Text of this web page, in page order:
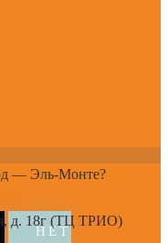
— Эль-Монте?
д. 18г (ТЦ ТРИО)